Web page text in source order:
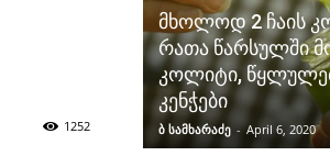
1252
მხოლოდ 2 ჩაის
რათა წარსულში
კოლიტი,
კენჭები
ბ სამხარაძე - April 6, 2020